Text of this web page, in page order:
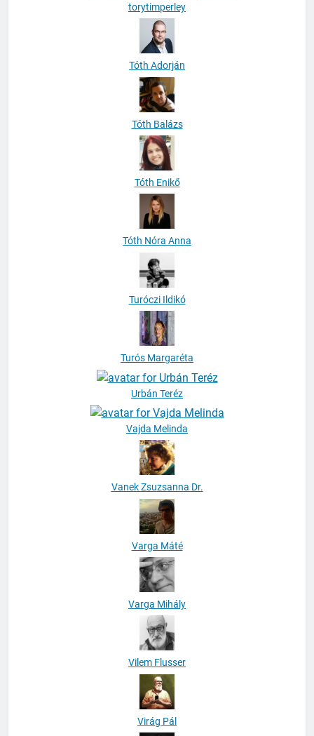
torytimperley
Tóth Adorján
Tóth Balázs
Tóth Enikő
Tóth Nóra Anna
Turóczi Ildikó
Turós Margaréta
Urbán Teréz
Vajda Melinda
Vanek Zsuzsanna Dr.
Varga Máté
Varga Mihály
Vilem Flusser
Virág Pál